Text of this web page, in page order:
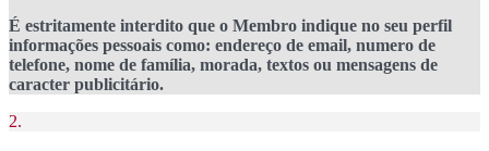
É estritamente interdito que o Membro indique no seu perfil
informações pessoais como: endereço de email, numero de
telefone, nome de família, morada, textos ou mensagens de
caracter publicitário.
2.